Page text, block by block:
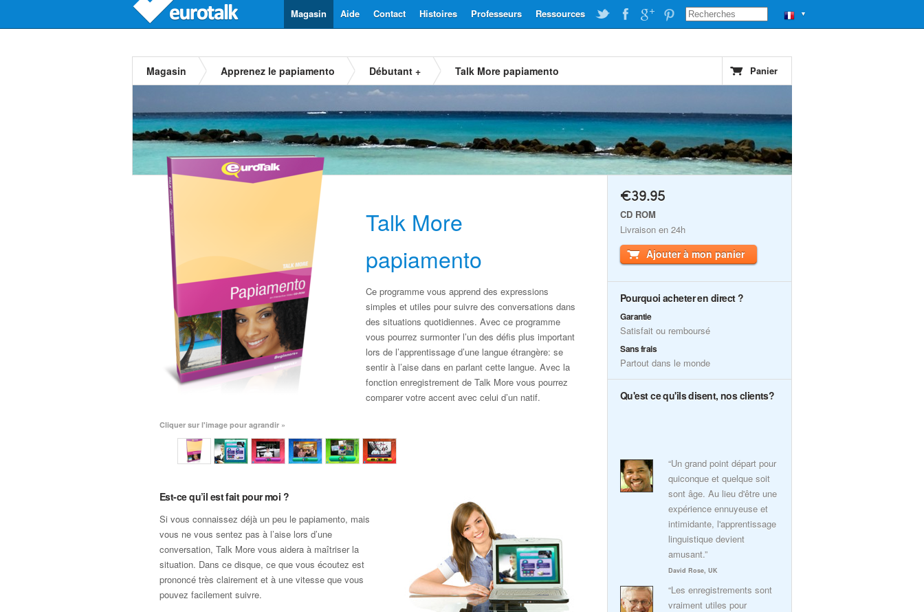
▼
Ressources
Professeurs
Histoires
Contact
Aide
Magasin
Magasin Apprenez le papiamento Débutant + Talk More papiamento Panier
Talk More
papiamento
Ce programme vous apprend des expressions
simples et utiles pour suivre des conversations dans
des situations quotidiennes. Avec ce programme
vous pourrez surmonter l’un des défis plus important
lors de l’apprentissage d’une langue étrangère: se
sentir à l’aise dans en parlant cette langue. Avec la
fonction enregistrement de Talk More vous pourrez
comparer votre accent avec celui d’un natif.
Cliquer sur l'image pour agrandir »
Est-ce qu’il est fait pour moi ?
Si vous connaissez déjà un peu le papiamento, mais
vous ne vous sentez pas à l’aise lors d’une
conversation, Talk More vous aidera à maîtriser la
situation. Dans ce disque, ce que vous écoutez est
prononcé très clairement et à une vitesse que vous
pouvez facilement suivre.
€39.95
CD ROM
Livraison en 24h
Ajouter à mon panier
Pourquoi acheter en direct ?
Garantie
Satisfait ou remboursé
Sans frais
Partout dans le monde
Qu'est ce qu'ils disent, nos clients?
“Un grand point départ pour
quiconque et quelque soit
sont âge. Au lieu d'être une
expérience ennuyeuse et
intimidante, l'apprentissage
linguistique devient
amusant.”
David Rose, UK
“Les enregistrements sont
vraiment utiles pour